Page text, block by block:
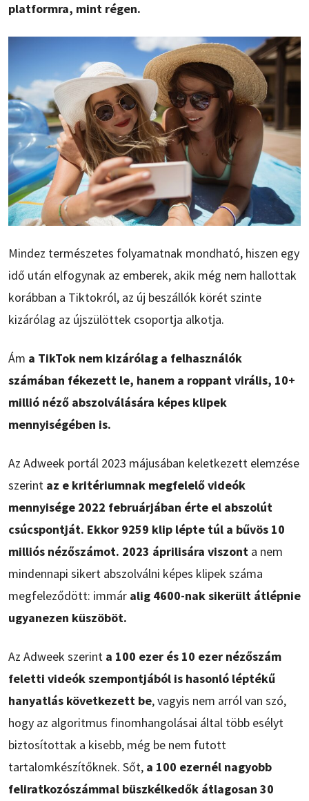
platformra, mint régen.
Mindez természetes folyamatnak mondható, hiszen egy
idő után elfogynak az emberek, akik még nem hallottak
korábban a Tiktokról, az új beszállók körét szinte
kizárólag az újszülöttek csoportja alkotja.
Ám a TikTok nem kizárólag a felhasználók
számában fékezett le, hanem a roppant virális, 10+
millió néző abszolválására képes klipek
mennyiségében is.
Az Adweek portál 2023 májusában keletkezett elemzése
szerint az e kritériumnak megfelelő videók
mennyisége 2022 februárjában érte el abszolút
csúcspontját. Ekkor 9259 klip lépte túl a bűvös 10
milliós nézőszámot. 2023 áprilisára viszont a nem
mindennapi sikert abszolválni képes klipek száma
megfeleződött: immár alig 4600-nak sikerült átlépnie
ugyanezen küszöböt.
Az Adweek szerint a 100 ezer és 10 ezer nézőszám
feletti videók szempontjából is hasonló léptékű
hanyatlás következett be, vagyis nem arról van szó,
hogy az algoritmus finomhangolásai által több esélyt
biztosítottak a kisebb, még be nem futott
tartalomkészítőknek. Sőt, a 100 ezernél nagyobb
feliratkozószámmal büszkélkedők átlagosan 30